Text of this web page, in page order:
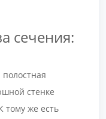
сечения:
стенке
тому же есть